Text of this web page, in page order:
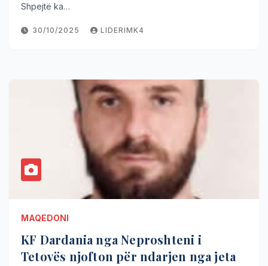
Shpejtë ka…
30/10/2025 LIDERIMK4
MAQEDONI
KF Dardania nga Neproshteni i
Tetovës njofton për ndarjen nga jeta